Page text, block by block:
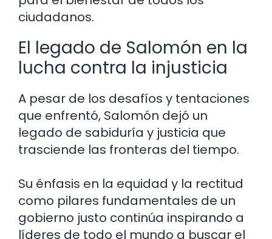
ciudadanos.
El legado de Salomón en la
lucha contra la injusticia
A pesar de los desafíos y tentaciones
que enfrentó, Salomón dejó un
legado de sabiduría y justicia que
trasciende las fronteras del tiempo.
Su énfasis en la equidad y la rectitud
como pilares fundamentales de un
gobierno justo continúa inspirando a
líderes de todo el mundo a buscar el